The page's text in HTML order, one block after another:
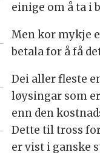
einige om å ta i
Men kor mykje
betala for å få
Dei aller fleste
løysingar som
enn den
Dette til tross
er vist i ganske